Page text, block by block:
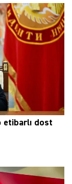
etibarlı dost